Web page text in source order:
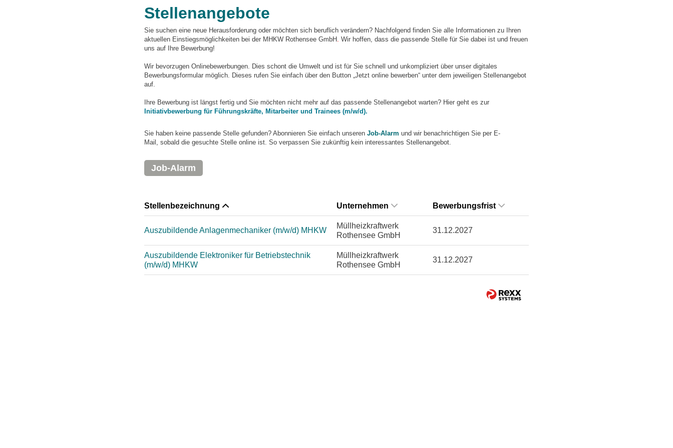
Stellenangebote
Sie suchen eine neue Herausforderung oder möchten sich beruflich verändern? Nachfolgend finden Sie alle Informationen zu Ihren
aktuellen Einstiegsmöglichkeiten bei der MHKW Rothensee GmbH . Wir hoffen, dass die passende Stelle für Sie dabei ist und freuen
uns auf Ihre Bewerbung!
Wir bevorzugen Onlinebewerbungen. Dies schont die Umwelt und ist für Sie schnell und unkompliziert über unser digitales
Bewerbungsformular möglich. Dieses rufen Sie einfach über den Button „Jetzt online bewerben“ unter dem jeweiligen Stellenangebot
auf.
Ihre Bewerbung ist längst fertig und Sie möchten nicht mehr auf das passende Stellenangebot warten? Hier geht es zur
Initiativbewerbung für Führungskräfte, Mitarbeiter und Trainees (m/w/d).
Sie haben keine passende Stelle gefunden? Abonnieren Sie einfach unseren Job-Alarm und wir benachrichtigen Sie per E-
Mail, sobald die gesuchte Stelle online ist. So verpassen Sie zukünftig kein interessantes Stellenangebot.
Job-Alarm
Stellenbezeichnung Unternehmen Bewerbungsfrist
Auszubildende Anlagenmechaniker (m/w/d) MHKW
Müllheizkraftwerk
Rothensee GmbH
31.12.2027
Auszubildende Elektroniker für Betriebstechnik
(m/w/d) MHKW
Müllheizkraftwerk
Rothensee GmbH
31.12.2027